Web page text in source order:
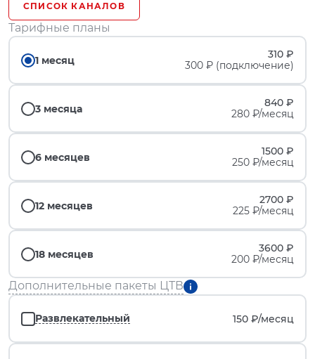
СПИСОК КАНАЛОВ
Тарифные планы
1 месяц
310 ₽
300 ₽ (подключение)
3 месяца
840 ₽
280 ₽/месяц
6 месяцев
1500 ₽
250 ₽/месяц
12 месяцев
2700 ₽
225 ₽/месяц
18 месяцев
3600 ₽
200 ₽/месяц
Дополнительные пакеты ЦТВ
Развлекательный 150 ₽/месяц